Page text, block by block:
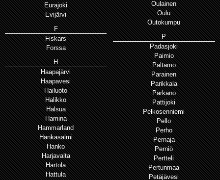
Eurajoki
Evijärvi
F
Fiskars
Forssa
H
Haapajärvi
Haapavesi
Hailuoto
Halikko
Halsua
Hamina
Hammarland
Hankasalmi
Hanko
Harjavalta
Hartola
Hattula
Oulainen
Oulu
Outokumpu
P
Padasjoki
Paimio
Paltamo
Parainen
Parikkala
Parkano
Pattijoki
Pelkosenniemi
Pello
Perho
Pernaja
Perniö
Pertteli
Pertunmaa
Petäjävesi